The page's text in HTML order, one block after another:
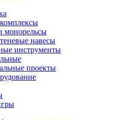
монорельсы
навесы
инструменты
проекты